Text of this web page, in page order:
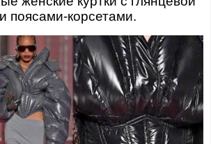
поясами-корсетами.